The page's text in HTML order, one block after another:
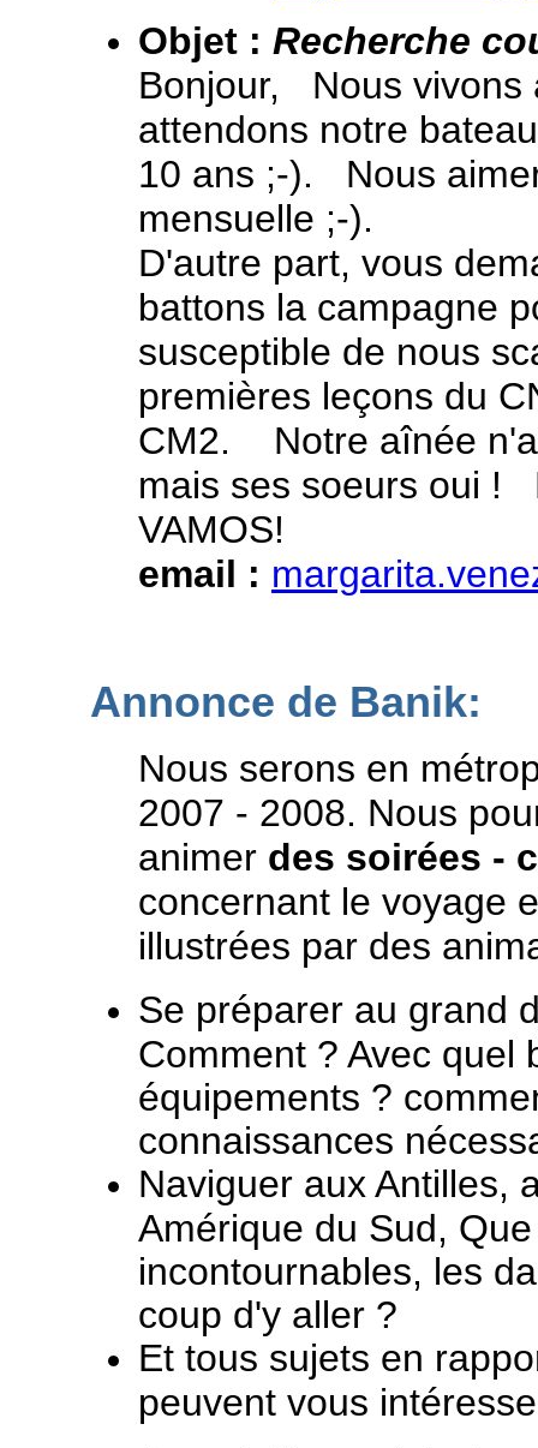
Objet : Recherche
Bonjour, Nous vivons
attendons notre
10 ans ;-). Nous
mensuelle ;-).
D'autre part, vous
battons la campagne
susceptible de nous
premières leçons du
CM2. Notre aînée n'a
mais ses soeurs oui !
VAMOS!
email :
Annonce de Banik:
Nous serons en
2007 - 2008. Nous
animer des soirées -
concernant le voyage
illustrées par des
Se préparer au grand
Comment ? Avec quel
équipements ?
connaissances
Naviguer aux Antilles,
Amérique du Sud,
incontournables, les
coup d'y aller ?
Et tous sujets en
peuvent vous